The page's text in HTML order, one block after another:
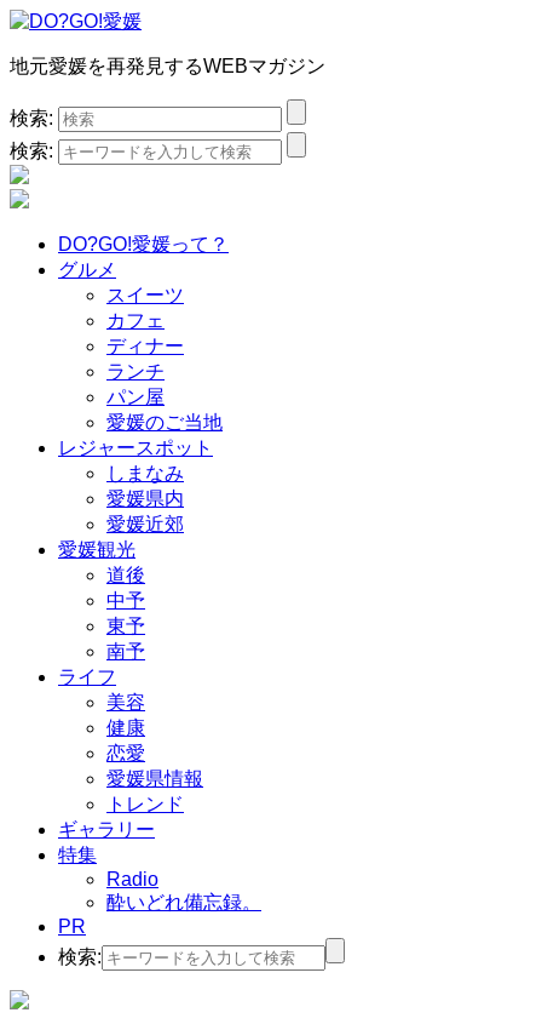
地元愛媛を再発見するWEBマガジン
検索:
検索:
DO?GO!愛媛って？
グルメ
スイーツ
カフェ
ディナー
ランチ
パン屋
愛媛のご当地
レジャースポット
しまなみ
愛媛県内
愛媛近郊
愛媛観光
道後
中予
東予
南予
ライフ
美容
健康
恋愛
愛媛県情報
トレンド
ギャラリー
特集
Radio
酔いどれ備忘録。
PR
検索: